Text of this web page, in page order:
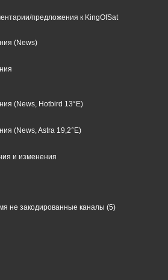
предложения к KingOfSat
(News)
(News, Hotbird 13°E)
(News, Astra 19,2°E)
и изменения
не закодированные каналы (5)